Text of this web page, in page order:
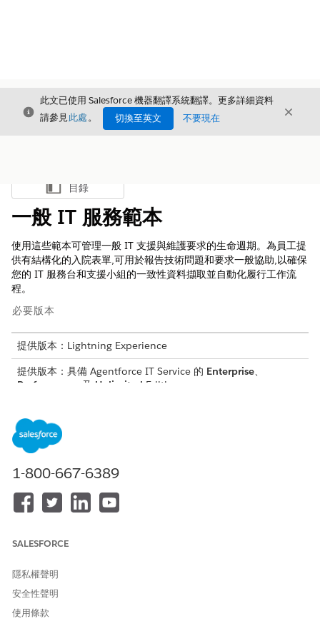
結束
此文已使用 Salesforce 機器翻譯系統翻譯。更多詳細資料
請參見此處。 切換至英文 不要現在 結束
顯示目錄
目錄
一般 IT 服務範本
使用這些範本可管理一般 IT 支援與維護要求的生命週期。為員工提
供有結構化的入院表單,可用於報告技術問題和要求一般協助,以確保
您的 IT 服務台和支援小組的一致性資料擷取並自動化履行工作流
程。
必要版本
提供版本：Lightning Experience
提供版本：具備 Agentforce IT Service 的 Enterprise、
Performance
及 Unlimited Edition。
部署此範本,為員工提供報告潛在合規性問題的標準化方式。
要求一般 IT 支援
部署此範本來標準化不符合預先定義目錄項目的所有其他 IT 支
援要求。
報告應用程式問題
報告內部應用程式問題
化方式。
報告 Salesforce Platform 問題
部署此範本,為員工提供報告 Salesforce Platform 問題的標準
1-800-667-6389
SALESFORCE
隱私權聲明
安全性聲明
使用條款